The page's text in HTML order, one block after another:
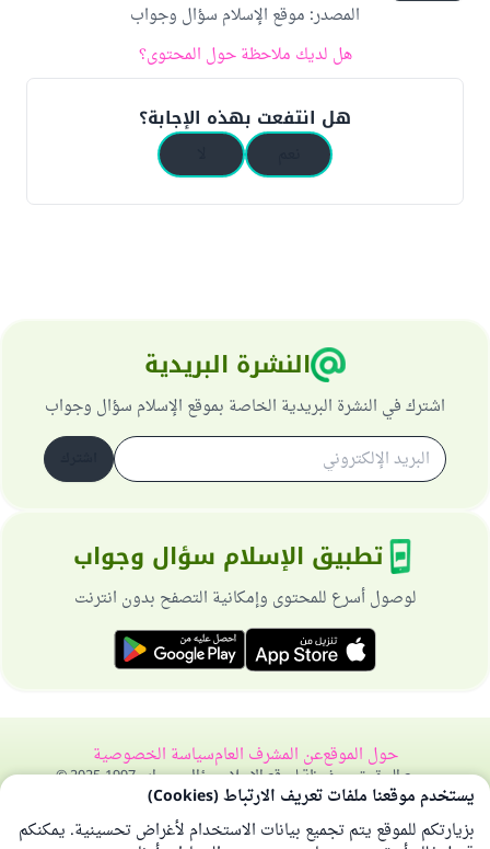
المصدر: موقع الإسلام سؤال وجواب
هل لديك ملاحظة حول المحتوى؟
هل انتفعت بهذه الإجابة؟
النشرة البريدية
اشترك في النشرة البريدية الخاصة بموقع الإسلام سؤال وجواب
تطبيق الإسلام سؤال وجواب
لوصول أسرع للمحتوى وإمكانية التصفح بدون انترنت
حول الموقععن المشرف العامسياسة الخصوصية
جميع الحقوق محفوظة لموقع الإسلام سؤال وجواب 1997-2025 ©
يستخدم موقعنا ملفات تعريف الارتباط (Cookies)
بزيارتكم للموقع يتم تجميع بيانات الاستخدام لأغراض تحسينية. يمكنكم